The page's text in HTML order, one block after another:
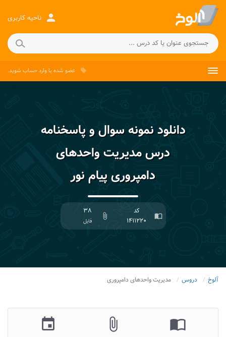
person ناحیه کاربری
local_offer عضو شده یاوارد حساب شوید.
دانلود نمونه سوال و پاسخنامه
درس مدیریت واحدهای
دامپروری پیام نور
import_contacts
کد
۱۴۱۱۲۲۰
attach_file
۳۸
فایل
آلوخ دروس مدیریت واحدهای دامپروری
import_contacts
attach_file
insert_invitation